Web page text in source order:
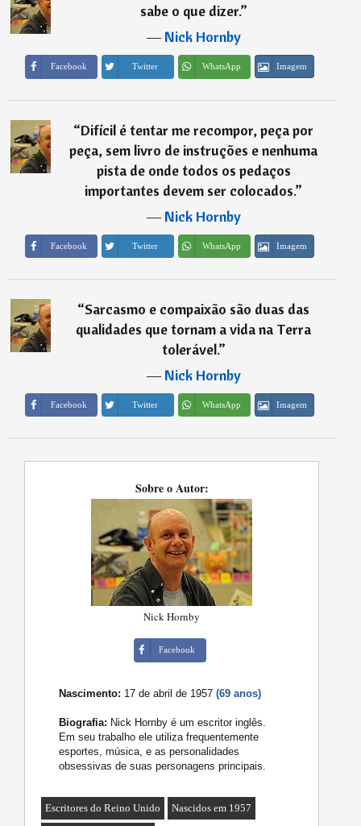
sabe o que dizer.”
―Nick Hornby
Facebook Twitter WhatsApp Imagem
“Difícil é tentar me recompor, peça por
peça, sem livro de instruções e nenhuma
pista de onde todos os pedaços
importantes devem ser colocados.”
―Nick Hornby
Facebook Twitter WhatsApp Imagem
“Sarcasmo e compaixão são duas das
qualidades que tornam a vida na Terra
tolerável.”
―Nick Hornby
Facebook Twitter WhatsApp Imagem
Sobre o Autor:
Nick Hornby
Facebook
Nascimento: 17 de abril de 1957(69 anos)
Biografia: Nick Hornby é um escritor inglês.
Em seu trabalho ele utiliza frequentemente
esportes, música, e as personalidades
obsessivas de suas personagens principais.
Escritores do Reino Unido Nascidos em 1957